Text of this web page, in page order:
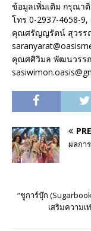
ข้อมูลเพิ่มเติม กรุณา
โทร 0-2937-4658-9,
คุณศรัญญรัตน์ สุวรรณ
คุณศศิวิมล พัฒนวรรณ
ผลกา
“ชูการ์บุ๊ก
เสริมความเ